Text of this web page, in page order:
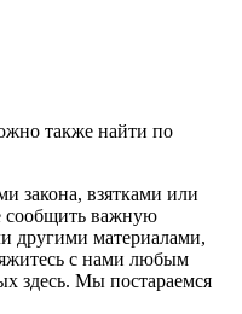
также найти по
закона, взятками или
сообщить важную
другими материалами,
с нами любым
здесь. Мы постараемся